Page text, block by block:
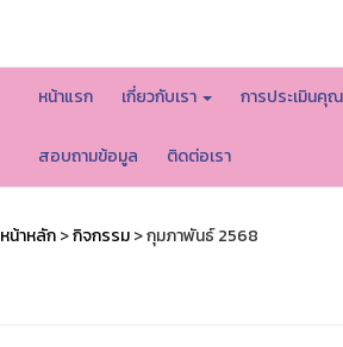
หน้าแรก เกี่ยวกับเรา การประเมินคุ
สอบถามข้อมูล ติดต่อเรา
หน้าหลัก>กิจกรรม> กุมภาพันธ์ 2568